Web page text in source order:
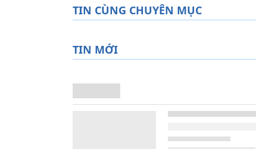
TIN CÙNG CHUYÊN MỤC
TIN MỚI